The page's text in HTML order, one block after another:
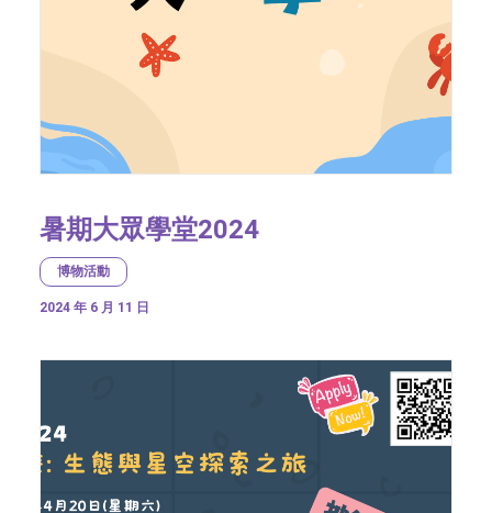
暑期大眾學堂2024
博物活動
2024 年 6 月 11 日